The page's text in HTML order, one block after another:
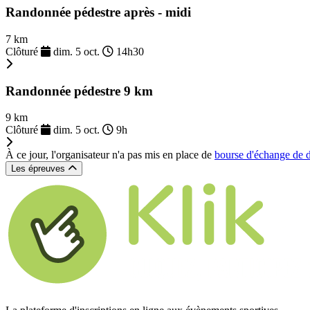
Randonnée pédestre après - midi
7 km
Clôturé
dim. 5 oct. 14h30
Randonnée pédestre 9 km
9 km
Clôturé
dim. 5 oct. 9h
À ce jour, l'organisateur n'a pas mis en place de bourse d'échange de
Les épreuves